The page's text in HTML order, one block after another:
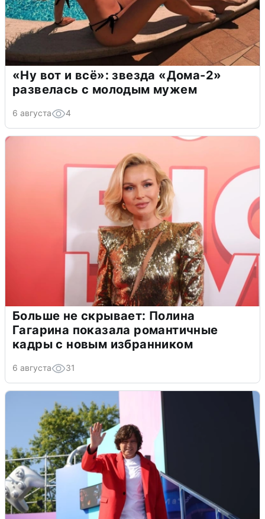
«Ну вот и всё»: звезда «Дома-2»
развелась с молодым мужем
6 августа 4
Больше не скрывает: Полина
Гагарина показала романтичные
кадры с новым избранником
6 августа 31